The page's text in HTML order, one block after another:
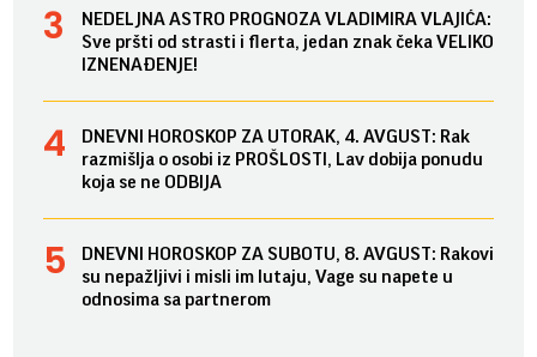
NEDELJNA ASTRO PROGNOZA VLADIMIRA VLAJIĆA:
Sve pršti od strasti i flerta, jedan znak čeka VELIKO
IZNENAĐENJE!
DNEVNI HOROSKOP ZA UTORAK, 4. AVGUST: Rak
razmišlja o osobi iz PROŠLOSTI, Lav dobija ponudu
koja se ne ODBIJA
DNEVNI HOROSKOP ZA SUBOTU, 8. AVGUST: Rakovi
su nepažljivi i misli im lutaju, Vage su napete u
odnosima sa partnerom